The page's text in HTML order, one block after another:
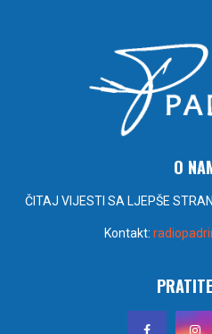
O
ČITAJ VIJESTI SA LJEPŠE
Kontakt: